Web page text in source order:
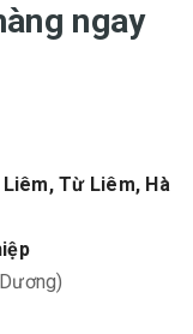
ngay
Liêm, Từ Liêm, Hà